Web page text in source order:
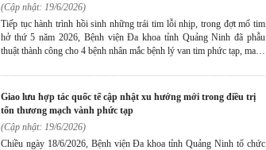
(Cập nhật: 19/6/2026)
Tiếp tục hành trình hồi sinh những trái tim lỗi nhịp, trong đợt mổ tim
hở thứ 5 năm 2026, Bệnh viện Đa khoa tỉnh Quảng Ninh đã phẫu
thuật thành công cho 4 bệnh nhân mắc bệnh lý van tim phức tạp, mang
giao lưu hợp tác quốc tế cập nhật xu hướng mới trong điều trị
tổn thương mạch vành phức tạp
(Cập nhật: 19/6/2026)
Chiều ngày 18/6/2026, Bệnh viện Đa khoa tỉnh Quảng Ninh tổ chức